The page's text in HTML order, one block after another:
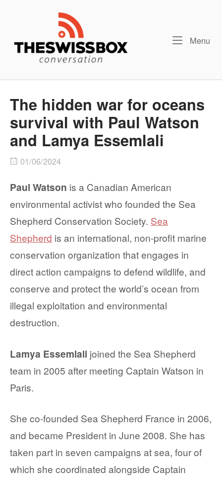
Menu
The hidden war for oceans
survival with Paul Watson
and Lamya Essemlali
01/06/2024
Paul Watson is a Canadian American
environmental activist who founded the Sea
Shepherd Conservation Society. Sea
Shepherd is an international, non-profit marine
conservation organization that engages in
direct action campaigns to defend wildlife, and
conserve and protect the world’s ocean from
illegal exploitation and environmental
destruction.
Lamya Essemlali joined the Sea Shepherd
team in 2005 after meeting Captain Watson in
Paris.
She co-founded Sea Shepherd France in 2006,
and became President in June 2008. She has
taken part in seven campaigns at sea, four of
which she coordinated alongside Captain